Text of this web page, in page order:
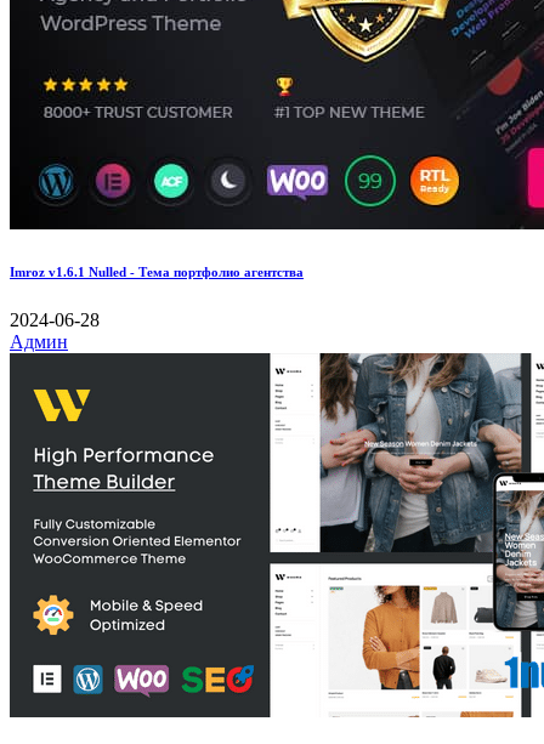
Imroz v1.6.1 Nulled - Тема портфолио агентства
2024-06-28
Админ